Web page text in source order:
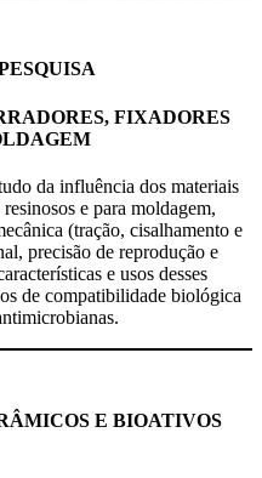
FIXADORES
da influência dos materiais
e para moldagem,
(tração, cisalhamento e
precisão de reprodução e
e usos desses
de compatibilidade biológica
E BIOATIVOS